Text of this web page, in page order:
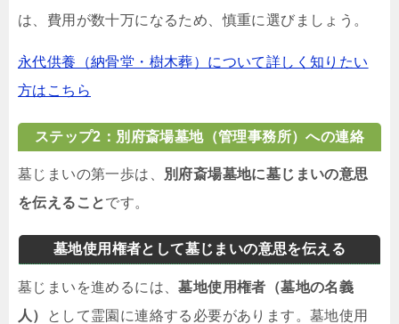
は、費用が数十万になるため、慎重に選びましょう。
永代供養（納骨堂・樹木葬）について詳しく知りたい
方はこちら
ステップ2：別府斎場墓地（管理事務所）への連絡
墓じまいの第一歩は、
別府斎場墓地に墓じまいの意思
を伝えることです。
墓地使用権者として墓じまいの意思を伝える
墓じまいを進めるには、墓地使用権者（墓地の名義
人）
として霊園に連絡する必要があります。墓地使用